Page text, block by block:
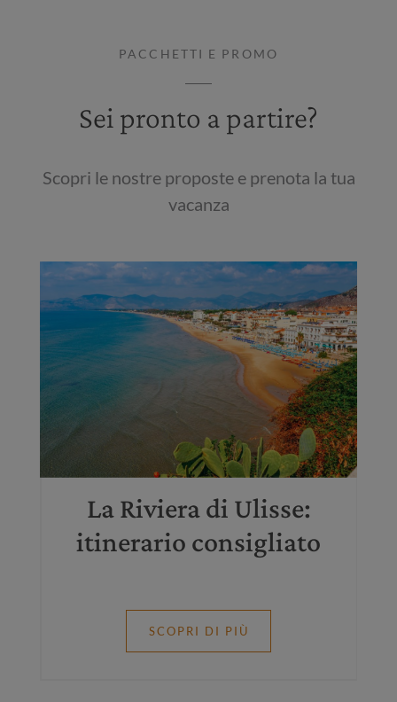
PACCHETTI E PROMO
Sei pronto a partire?
Scopri le nostre proposte e prenota la tua
vacanza
La Riviera di Ulisse:
itinerario consigliato
SCOPRI DI PIÙ